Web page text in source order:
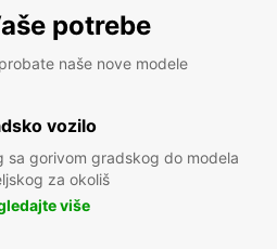
potrebe
naše nove modele
vozilo
sa gorivom gradskog do modela
za okoliš
više